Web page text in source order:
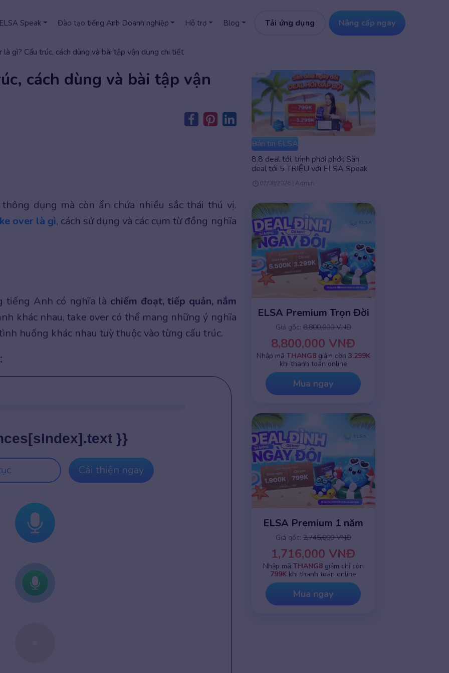
Speak Đào tạo tiếng Anh Doanh nghiệp Hỗ trợ Blog Tải ứng dụng Nâng cấp ngay
là gì? Cấu trúc, cách dùng và bài tập vận dụng chi tiết
cách dùng và bài tập vận
dụng mà còn ẩn chứa nhiều sắc thái thú vị.
over là gì, cách sử dụng và các cụm từ đồng nghĩa
Anh có nghĩa là chiếm đoạt, tiếp quản, nắm
khác nhau, take over có thể mang những ý nghĩa
huống khác nhau tuỳ thuộc vào từng cấu trúc.
}}
Cải thiện ngay
Bản tin ELSA
8.8 deal tới, trình phơi phới: Săn
deal tới 5 TRIỆU với ELSA Speak
07/08/2026 | Admin
ELSA Premium Trọn Đời
Giá gốc: 8,800,000 VNĐ
8,800,000 VNĐ
Nhập mã THANG8giảm còn 3.299K
khi thanh toán online
Mua ngay
ELSA Premium 1 năm
Giá gốc: 2,745,000 VNĐ
1,716,000 VNĐ
Nhập mã THANG8giảm chỉ còn
799K khi thanh toán online
Mua ngay